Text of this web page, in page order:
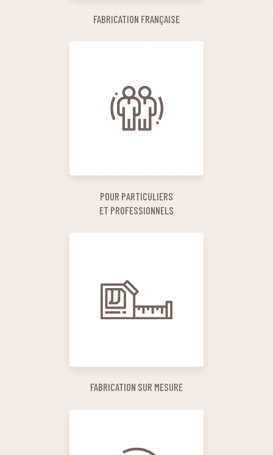
FABRICATION FRANÇAISE
POUR PARTICULIERS
ET PROFESSIONNELS
FABRICATION SUR MESURE